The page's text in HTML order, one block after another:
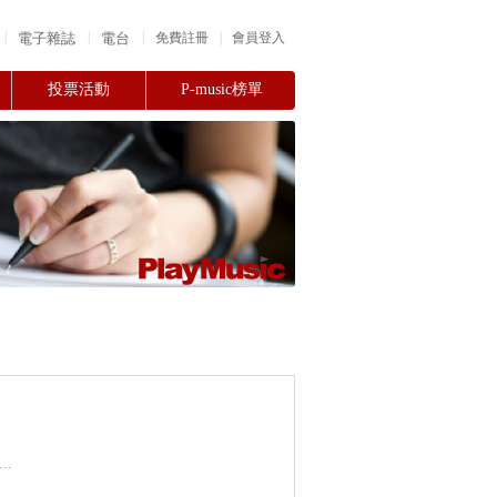
會員登入
免費註冊
電子雜誌 電台
投票活動 P-music榜單